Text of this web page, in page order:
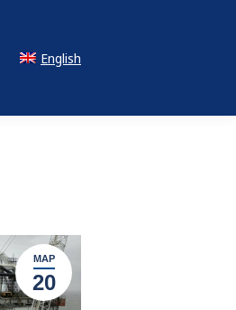
English
МАР
20